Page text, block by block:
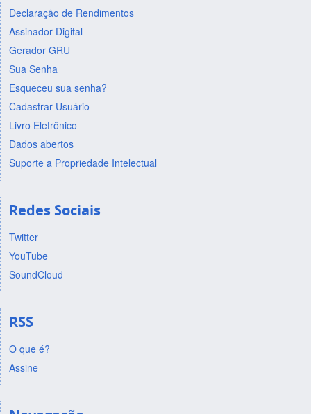
Declaração de Rendimentos
Assinador Digital
Gerador GRU
Sua Senha
Esqueceu sua senha?
Cadastrar Usuário
Livro Eletrônico
Dados abertos
Suporte a Propriedade Intelectual
Redes Sociais
Twitter
YouTube
SoundCloud
RSS
O que é?
Assine